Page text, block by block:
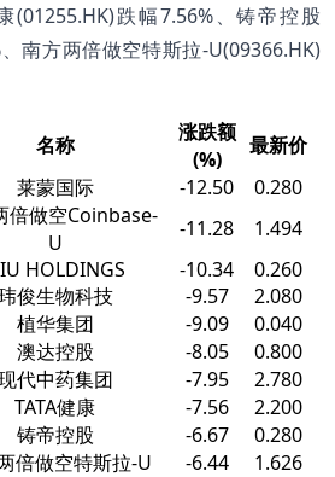
(01255.HK)跌幅7.56%、铸帝控股
南方两倍做空特斯拉-U(09366.HK)
名称
涨跌额
(%)
最新价
莱蒙国际 -12.50
0.280
倍做空Coinbase-
U
-11.28
1.494
HOLDINGS -10.34
0.260
俊生物科技 -9.57
2.080
植华集团 -9.09
0.040
澳达控股 -8.05
0.800
代中药集团 -7.95
2.780
TATA健康 -7.56
2.200
铸帝控股 -6.67
0.280
倍做空特斯拉-U -6.44 1.626